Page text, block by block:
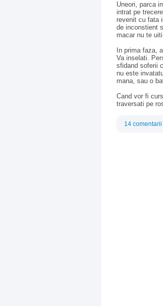
Uneori, parca
intrat pe
revenit cu fata
de inconstient
macar nu te
In prima faza,
Va inselati.
sfidand soferii
nu este
mana, sau o
Cand vor fi
traversati pe
14 comentarii